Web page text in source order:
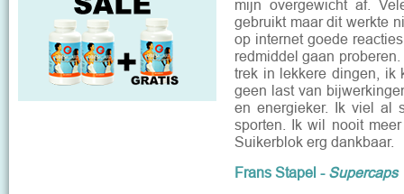
mijn overgewicht af.
gebruikt maar dit werkte
op internet goede
redmiddel gaan
trek in lekkere dingen, ik
geen last van
en energieker. Ik viel al
sporten. Ik wil nooit
Suikerblok erg dankbaar.
Frans Stapel - Supercaps